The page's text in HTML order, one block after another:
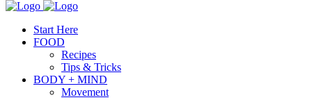
Start Here
FOOD
Recipes
Tips & Tricks
BODY + MIND
Movement